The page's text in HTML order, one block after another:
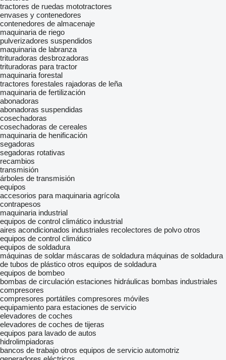
tractores de ruedas mototractores
envases y contenedores
contenedores de almacenaje
maquinaria de riego
pulverizadores suspendidos
maquinaria de labranza
trituradoras desbrozadoras
trituradoras para tractor
maquinaria forestal
tractores forestales rajadoras de leña
maquinaria de fertilización
abonadoras
abonadoras suspendidas
cosechadoras
cosechadoras de cereales
maquinaria de henificación
segadoras
segadoras rotativas
recambios
transmisión
árboles de transmisión
equipos
accesorios para maquinaria agrícola
contrapesos
maquinaria industrial
equipos de control climático industrial
aires acondicionados industriales recolectores de polvo otros
equipos de control climático
equipos de soldadura
máquinas de soldar máscaras de soldadura máquinas de soldadura
de tubos de plástico otros equipos de soldadura
equipos de bombeo
bombas de circulación estaciones hidráulicas bombas industriales
compresores
compresores portátiles compresores móviles
equipamiento para estaciones de servicio
elevadores de coches
elevadores de coches de tijeras
equipos para lavado de autos
hidrolimpiadoras
bancos de trabajo otros equipos de servicio automotriz